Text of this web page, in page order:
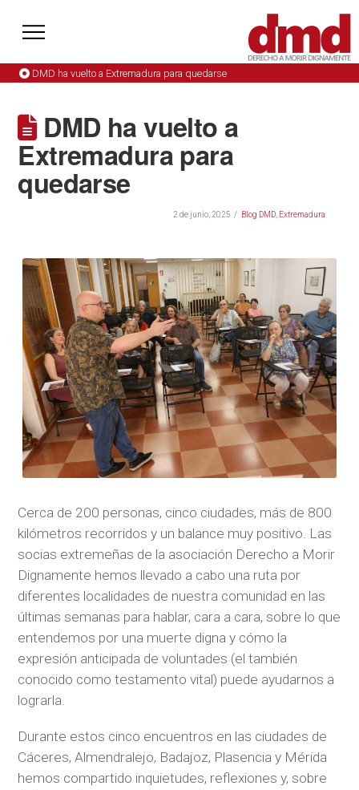
DMD ha vuelto a Extremadura para quedarse
DMD ha vuelto a
Extremadura para
quedarse
2 de junio, 2025 Blog DMD, Extremadura
Cerca de 200 personas, cinco ciudades, más de 800
kilómetros recorridos y un balance muy positivo. Las
socias extremeñas de la asociación Derecho a Morir
Dignamente hemos llevado a cabo una ruta por
diferentes localidades de nuestra comunidad en las
últimas semanas para hablar, cara a cara, sobre lo que
entendemos por una muerte digna y cómo la
expresión anticipada de voluntades (el también
conocido como testamento vital) puede ayudarnos a
lograrla.
Durante estos cinco encuentros en las ciudades de
Cáceres, Almendralejo, Badajoz, Plasencia y Mérida
hemos compartido inquietudes, reflexiones y, sobre